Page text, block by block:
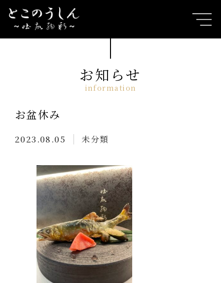
お知らせ
お盆休み
2023.08.05 未分類